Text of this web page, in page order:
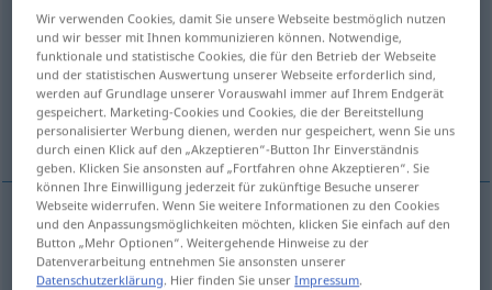
frileux [fʀilø]adj <-euse [-øz] >
Übersicht aller Übersetzungen
(Für mehr Details die Übersetzung anklicken/antippen)
kälteempfindlich ängstlich, zaghaft
kälteempfindlich frileux
Wir verwenden Cookies, damit Sie unsere Webseite bestmöglich nutzen
und wir besser mit Ihnen kommunizieren können. Notwendige,
funktionale und statistische Cookies, die für den Betrieb der Webseite
und der statistischen Auswertung unserer Webseite erforderlich sind,
werden auf Grundlage unserer Vorauswahl immer auf Ihrem Endgerät
gespeichert. Marketing-Cookies und Cookies, die der Bereitstellung
personalisierter Werbung dienen, werden nur gespeichert, wenn Sie uns
durch einen Klick auf den „Akzeptieren“-Button Ihr Einverständnis
geben. Klicken Sie ansonsten auf „Fortfahren ohne Akzeptieren“. Sie
können Ihre Einwilligung jederzeit für zukünftige Besuche unserer
Webseite widerrufen. Wenn Sie weitere Informationen zu den Cookies
und den Anpassungsmöglichkeiten möchten, klicken Sie einfach auf den
Button „Mehr Optionen“. Weitergehende Hinweise zu der
Datenverarbeitung entnehmen Sie ansonsten unserer
Datenschutzerklärung. Hier finden Sie unserImpressum.